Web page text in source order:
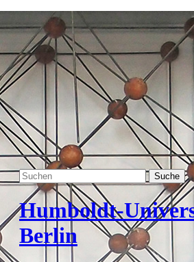
Suche
Humboldt-
Berlin